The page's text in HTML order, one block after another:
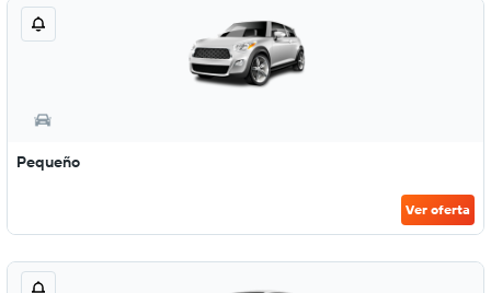
Pequeño
Ver oferta